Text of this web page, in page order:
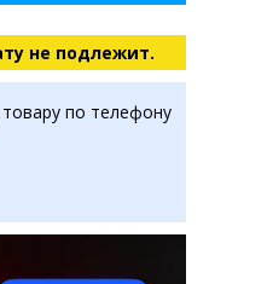
не подлежит.
по телефону